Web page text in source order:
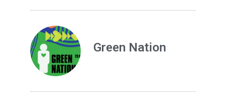
Green Nation